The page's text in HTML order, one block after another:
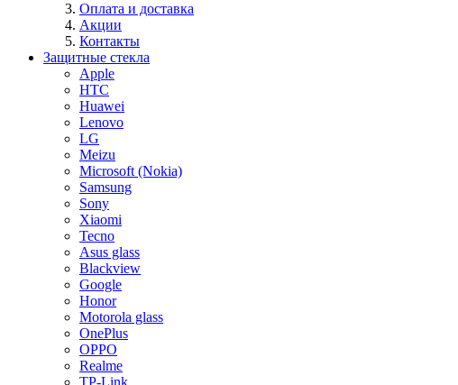
Оплата и доставка
Акции
Контакты
Защитные стекла
Apple
HTC
Huawei
Lenovo
LG
Meizu
Microsoft (Nokia)
Samsung
Sony
Xiaomi
Tecno
Asus glass
Blackview
Google
Honor
Motorola glass
OnePlus
OPPO
Realme